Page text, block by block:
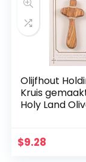
Olijfhout
Kruis
Holy Land
$9.28